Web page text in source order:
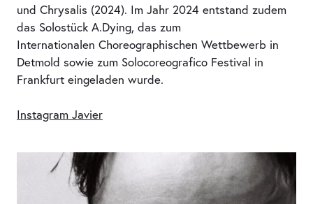
und Chrysalis (2024). Im Jahr 2024 entstand zudem
das Solostück A.Dying, das zum
Internationalen Choreographischen Wettbewerb in
Detmold sowie zum Solocoreografico Festival in
Frankfurt eingeladen wurde.
Instagram Javier